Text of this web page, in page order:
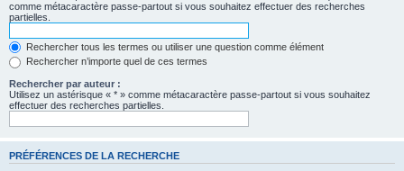
comme métacaractère passe-partout si vous souhaitez effectuer des recherches
partielles.
Rechercher tous les termes ou utiliser une question comme élément
Rechercher n’importe quel de ces termes
Rechercher par auteur :
Utilisez un astérisque « * » comme métacaractère passe-partout si vous souhaitez
effectuer des recherches partielles.
PRÉFÉRENCES DE LA RECHERCHE